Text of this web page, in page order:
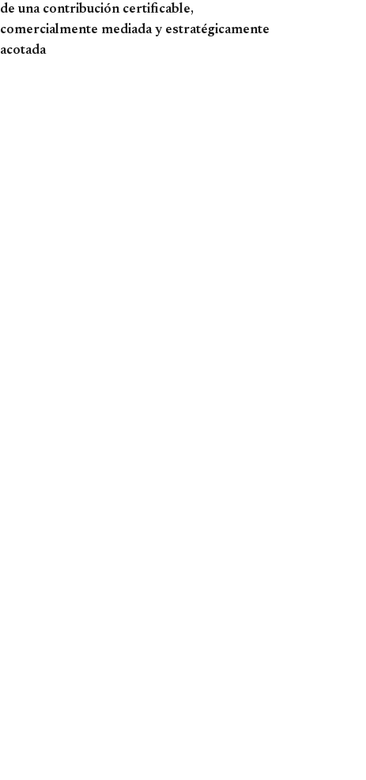
de una contribución certificable,
comercialmente mediada y estratégicamente
acotada